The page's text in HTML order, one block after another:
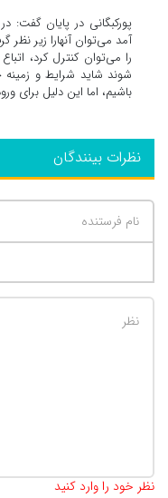
پورکبگانی در پایان
آمد می‌توان آنهارا زیر نظر
را می‌توان کنترل کرد،
باشیم، اما این دلیل برای
نظرات بینندگان
نظر خود را وارد کنید